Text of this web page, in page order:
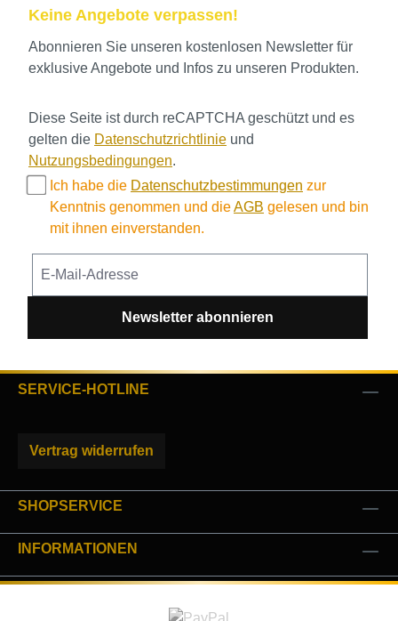
Keine Angebote verpassen!
Abonnieren Sie unseren kostenlosen Newsletter für
exklusive Angebote und Infos zu unseren Produkten.
Diese Seite ist durch reCAPTCHA geschützt und es
gelten die Datenschutzrichtlinie und
Nutzungsbedingungen.
Ich habe die Datenschutzbestimmungen zur
Kenntnis genommen und dieAGB gelesen und bin
mit ihnen einverstanden.
Newsletter abonnieren
SERVICE-HOTLINE
Vertrag widerrufen
SHOPSERVICE
INFORMATIONEN